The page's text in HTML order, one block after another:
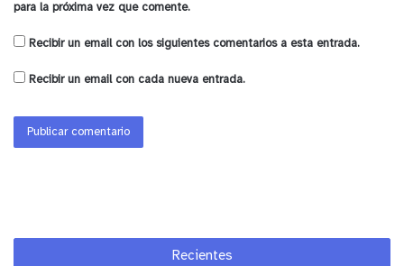
para la próxima vez que comente.
Recibir un email con los siguientes comentarios a esta entrada.
Recibir un email con cada nueva entrada.
Recientes